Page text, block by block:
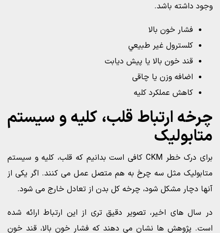
وجود داشته باشد.
فشار خون بالا
کلسترول غير طبيعي
قند خون بالا يا پيش ديابت
اضافه وزن يا چاقی
کاهش عملکرد کلیه
چرخه ارتباط قلب، کليه و سيستم
متابوليک
برای درک خطر CKM کافی است بدانیم که قلب، کلیه و سیستم
متابولیک مثل سه چرخ به هم متصل عمل می کنند. اگر يکی از
آنها دچار مشکل شود، چرخه کل بدن از تعادل خارج می شود.
در سال های اخیر، تصوير دقيق تری از اين ارتباط ارائه شده
است. پژوهش ها نشان می دهند که فشار خون بالا، قند خون